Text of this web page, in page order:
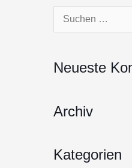
Suchen
Neueste
Archiv
Kategorien